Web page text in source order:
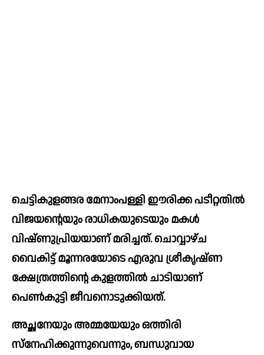
ചെട്ടികുളങ്ങര മേനാംപള്ളി ഈരിക്ക പടീറ്റതില്‍
വിജയന്റെയും രാധികയുടെയും മകള്‍
വിഷ്ണുപ്രിയയാണ് മരിച്ചത്. ചൊവ്വാഴ്ച
വൈകിട്ട് മൂന്നരയോടെ എരുവ ശ്രീകൃഷ്ണ
ക്ഷേത്രത്തിന്റെ കുളത്തില്‍ ചാടിയാണ്
പെണ്‍കുട്ടി ജീവനൊടുക്കിയത്.
അച്ഛനേയും അമ്മയേയും ഒത്തിരി
സ്‌നേഹിക്കുന്നുവെന്നും, ബന്ധുവായ